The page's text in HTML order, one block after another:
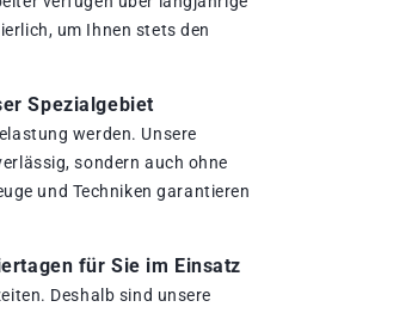
um Ihnen stets den
Spezialgebiet
werden. Unsere
sondern auch ohne
und Techniken garantieren
für Sie im Einsatz
Deshalb sind unsere